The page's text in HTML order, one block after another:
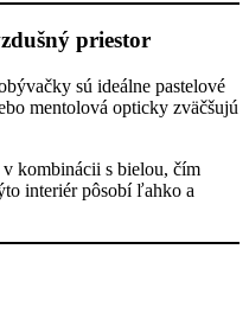
priestor
sú ideálne pastelové
mentolová opticky zväčšujú
v kombinácii s bielou, čím
interiér pôsobí ľahko a